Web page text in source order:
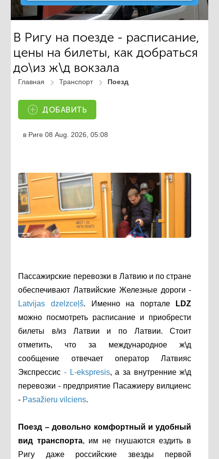
В Ригу на поезде - расписание,
цены на билеты, как добраться
до\из ж\д вокзала
Главная Транспорт Поезд
ДОБАВИТЬ
в Риге08 Aug. 2026, 05:08
Пассажирские перевозки в Латвию и по стране
обеспечивают Латвийские Железные дороги -
Latvijas dzelzceļš. Именно на портале
LDZ
можно посмотреть расписание и приобрести
билеты в/из Латвии и по Латвии. Стоит
отметить, что за международное ж\д
сообщение отвечает оператор Латвияс
Экспрессис- L-ekspresis, а за внутренние ж\д
перевозки - предприятие Пасажиеру вилциенс
- Pasažieru vilciens.
Поезд – довольно комфортный и удобный
вид транспорта, им не гнушаются ездить в
Ригу даже российские звезды первой